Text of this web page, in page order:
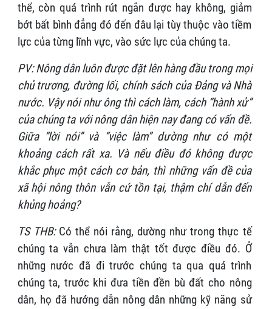
thể, còn quá trình rút ngắn được hay không, giảm
bớt bất bình đẳng đó đến đâu lại tùy thuộc vào tiềm
lực của từng lĩnh vực, vào sức lực của chúng ta.
PV: Nông dân luôn được đặt lên hàng đầu trong mọi
chủ trương, đường lối, chính sách của Đảng và Nhà
nước. Vậy nói như ông thì cách làm, cách “hành xử”
của chúng ta với nông dân hiện nay đang có vấn đề.
Giữa “lời nói” và “việc làm” dường như có một
khoảng cách rất xa. Và nếu điều đó không được
khắc phục một cách cơ bản, thì những vấn đề của
xã hội nông thôn vẫn cứ tồn tại, thậm chí dẫn đến
khủng hoảng?
TS THB:Có thể nói rằng, dường như trong thực tế
chúng ta vẫn chưa làm thật tốt được điều đó. Ở
những nước đã đi trước chúng ta qua quá trình
chúng ta, trước khi đưa tiền đền bù đất cho nông
dân, họ đã hướng dẫn nông dân những kỹ năng sử